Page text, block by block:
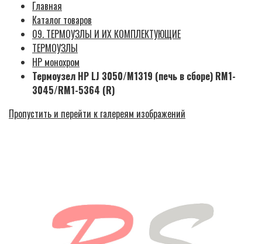
Главная
Каталог товаров
09. ТЕРМОУЗЛЫ И ИХ КОМПЛЕКТУЮЩИЕ
ТЕРМОУЗЛЫ
HP монохром
Термоузел HP LJ 3050/M1319 (печь в сборе) RM1-
3045/RM1-5364 (R)
Пропустить и перейти к галереям изображений